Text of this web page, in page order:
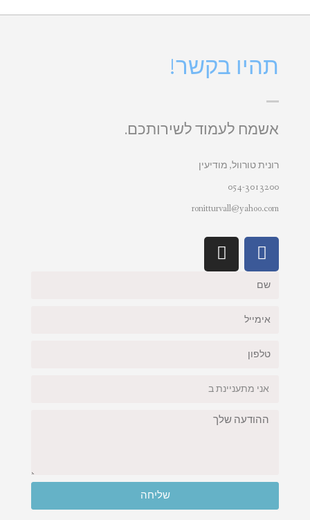
תהיו בקשר!
אשמח לעמוד לשירותכם.
רונית טורוול, מודיעין
054-3013200
ronitturvall@yahoo.com
שליחה